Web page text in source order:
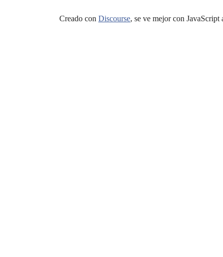
Creado con Discourse, se ve mejor con JavaScript